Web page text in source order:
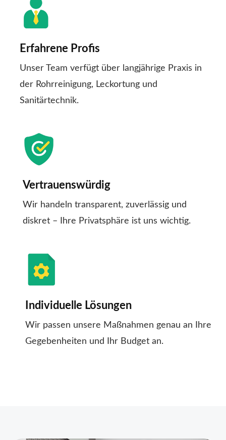
Erfahrene Profis
Unser Team verfügt über langjährige Praxis in
der Rohrreinigung, Leckortung und
Sanitärtechnik.
Vertrauenswürdig
Wir handeln transparent, zuverlässig und
diskret – Ihre Privatsphäre ist uns wichtig.
Individuelle Lösungen
Wir passen unsere Maßnahmen genau an Ihre
Gegebenheiten und Ihr Budget an.